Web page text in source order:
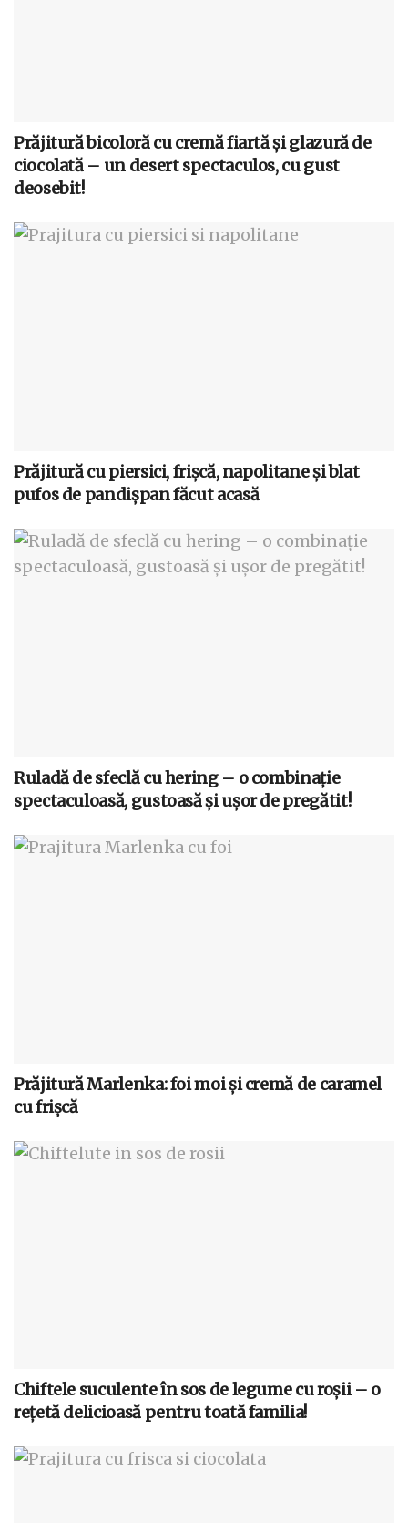
Prăjitură bicoloră cu cremă fiartă și glazură de
ciocolată – un desert spectaculos, cu gust
deosebit!
Prăjitură cu piersici, frișcă, napolitane și blat
pufos de pandișpan făcut acasă
Ruladă de sfeclă cu hering – o combinație
spectaculoasă, gustoasă și ușor de pregătit!
Prăjitură Marlenka: foi moi și cremă de caramel
cu frișcă
Chiftele suculente în sos de legume cu roșii – o
rețetă delicioasă pentru toată familia!